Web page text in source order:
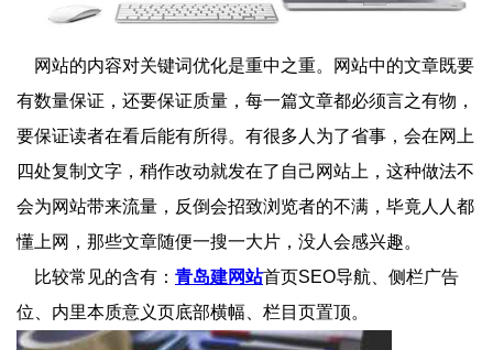
网站的内容对关键词优化是重中之重。网站中的文章既要
有数量保证，还要保证质量，每一篇文章都必须言之有物，
要保证读者在看后能有所得。有很多人为了省事，会在网上
四处复制文字，稍作改动就发在了自己网站上，这种做法不
会为网站带来流量，反倒会招致浏览者的不满，毕竟人人都
懂上网，那些文章随便一搜一大片，没人会感兴趣。
比较常见的含有： 青岛建网站首页SEO导航、侧栏广告
位、内里本质意义页底部横幅、栏目页置顶。